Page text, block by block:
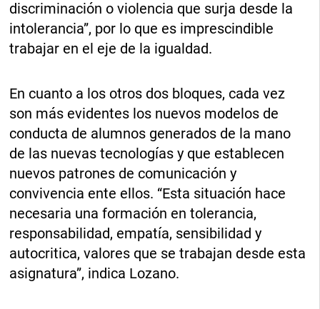
discriminación o violencia que surja desde la
intolerancia”, por lo que es imprescindible
trabajar en el eje de la igualdad.
En cuanto a los otros dos bloques, cada vez
son más evidentes los nuevos modelos de
conducta de alumnos generados de la mano
de las nuevas tecnologías y que establecen
nuevos patrones de comunicación y
convivencia ente ellos. “Esta situación hace
necesaria una formación en tolerancia,
responsabilidad, empatía, sensibilidad y
autocritica, valores que se trabajan desde esta
asignatura”, indica Lozano.